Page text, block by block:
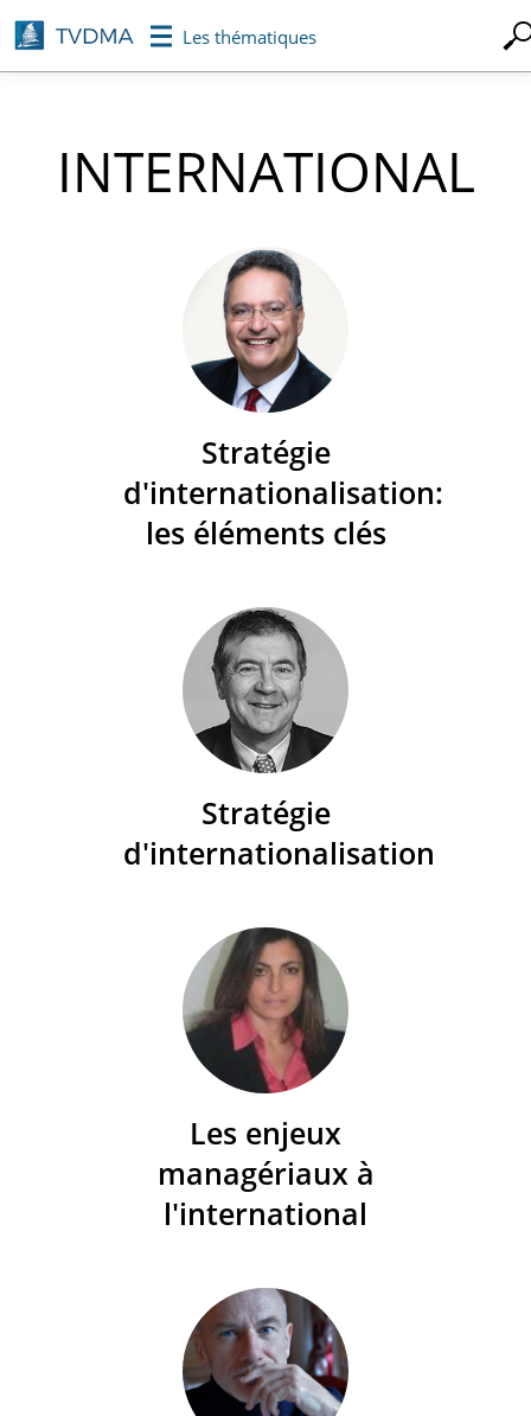
Aller
au
contenu
Les thématiques
INTERNATIONAL
Stratégie
d'internationalisation:
les éléments clés
Stratégie
d'internationalisation
Les enjeux
managériaux à
l'international